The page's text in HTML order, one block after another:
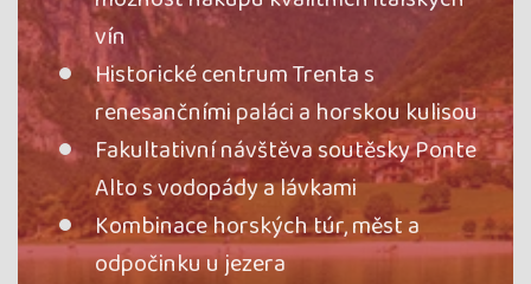
vín
Historické centrum Trenta s
renesančními paláci a horskou kulisou
Fakultativní návštěva soutěsky Ponte
Alto s vodopády a lávkami
Kombinace horských túr, měst a
odpočinku u jezera